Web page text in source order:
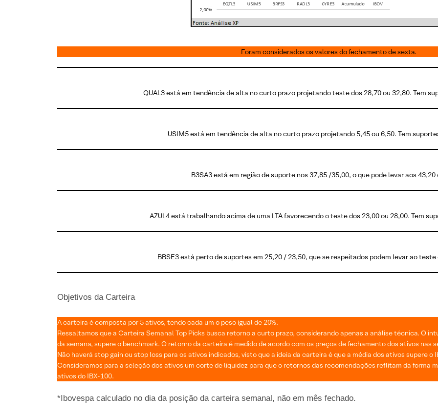
Foram considerados os valores do fechamento de sexta.
QUAL3 está em tendência de alta no curto prazo projetando teste dos 28,70 ou 32,80. Tem
USIM5 está em tendência de alta no curto prazo projetando 5,45 ou 6,50. Tem
B3SA3 está em região de suporte nos 37,85 /35,00, o que pode levar aos 43,20
AZUL4 está trabalhando acima de uma LTA favorecendo o teste dos 23,00 ou 28,00. Tem
BBSE3 está perto de suportes em 25,20 / 23,50, que se respeitados podem levar ao teste
Objetivos da Carteira
A carteira é composta por 5 ativos, tendo cada um o peso igual de 20%.
Ressaltamos que a Carteira Semanal Top Picks busca retorno a curto prazo, considerando apenas a análise técnica. O
da semana, supere o benchmark. O retorno da carteira é medido de acordo com os preços de fechamento dos ativos nas
Não haverá stop gain ou stop loss para os ativos indicados, visto que a ideia da carteira é que a média dos ativos supere o
Consideramos para a seleção dos ativos um corte de liquidez para que o retornos das recomendações reflitam da forma
ativos do IBX-100.
*Ibovespa calculado no dia da posição da carteira semanal, não em mês fechado.